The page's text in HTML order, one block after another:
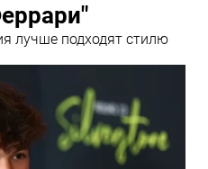
лучше подходят стилю